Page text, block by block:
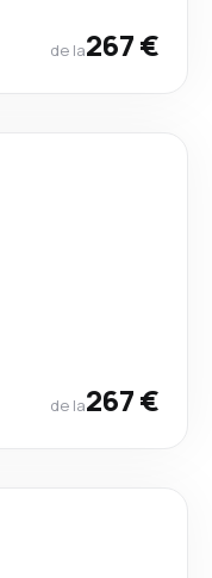
de la267 €
de la267 €